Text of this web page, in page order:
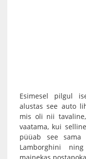
Esimesel pilgul
alustas see auto
mis oli nii
vaatama, kui
püüab see sama
Lamborghini